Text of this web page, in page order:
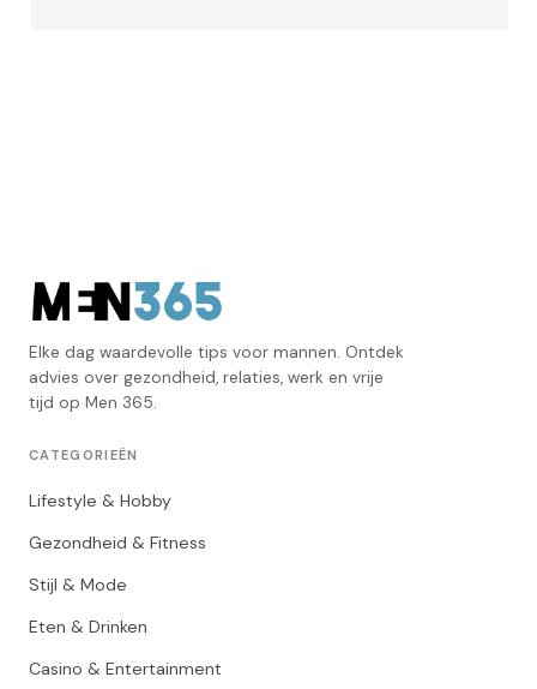
Elke dag waardevolle tips voor mannen. Ontdek
advies over gezondheid, relaties, werk en vrije
tijd op Men 365.
CATEGORIEËN
Lifestyle & Hobby
Gezondheid & Fitness
Stijl & Mode
Eten & Drinken
Casino & Entertainment